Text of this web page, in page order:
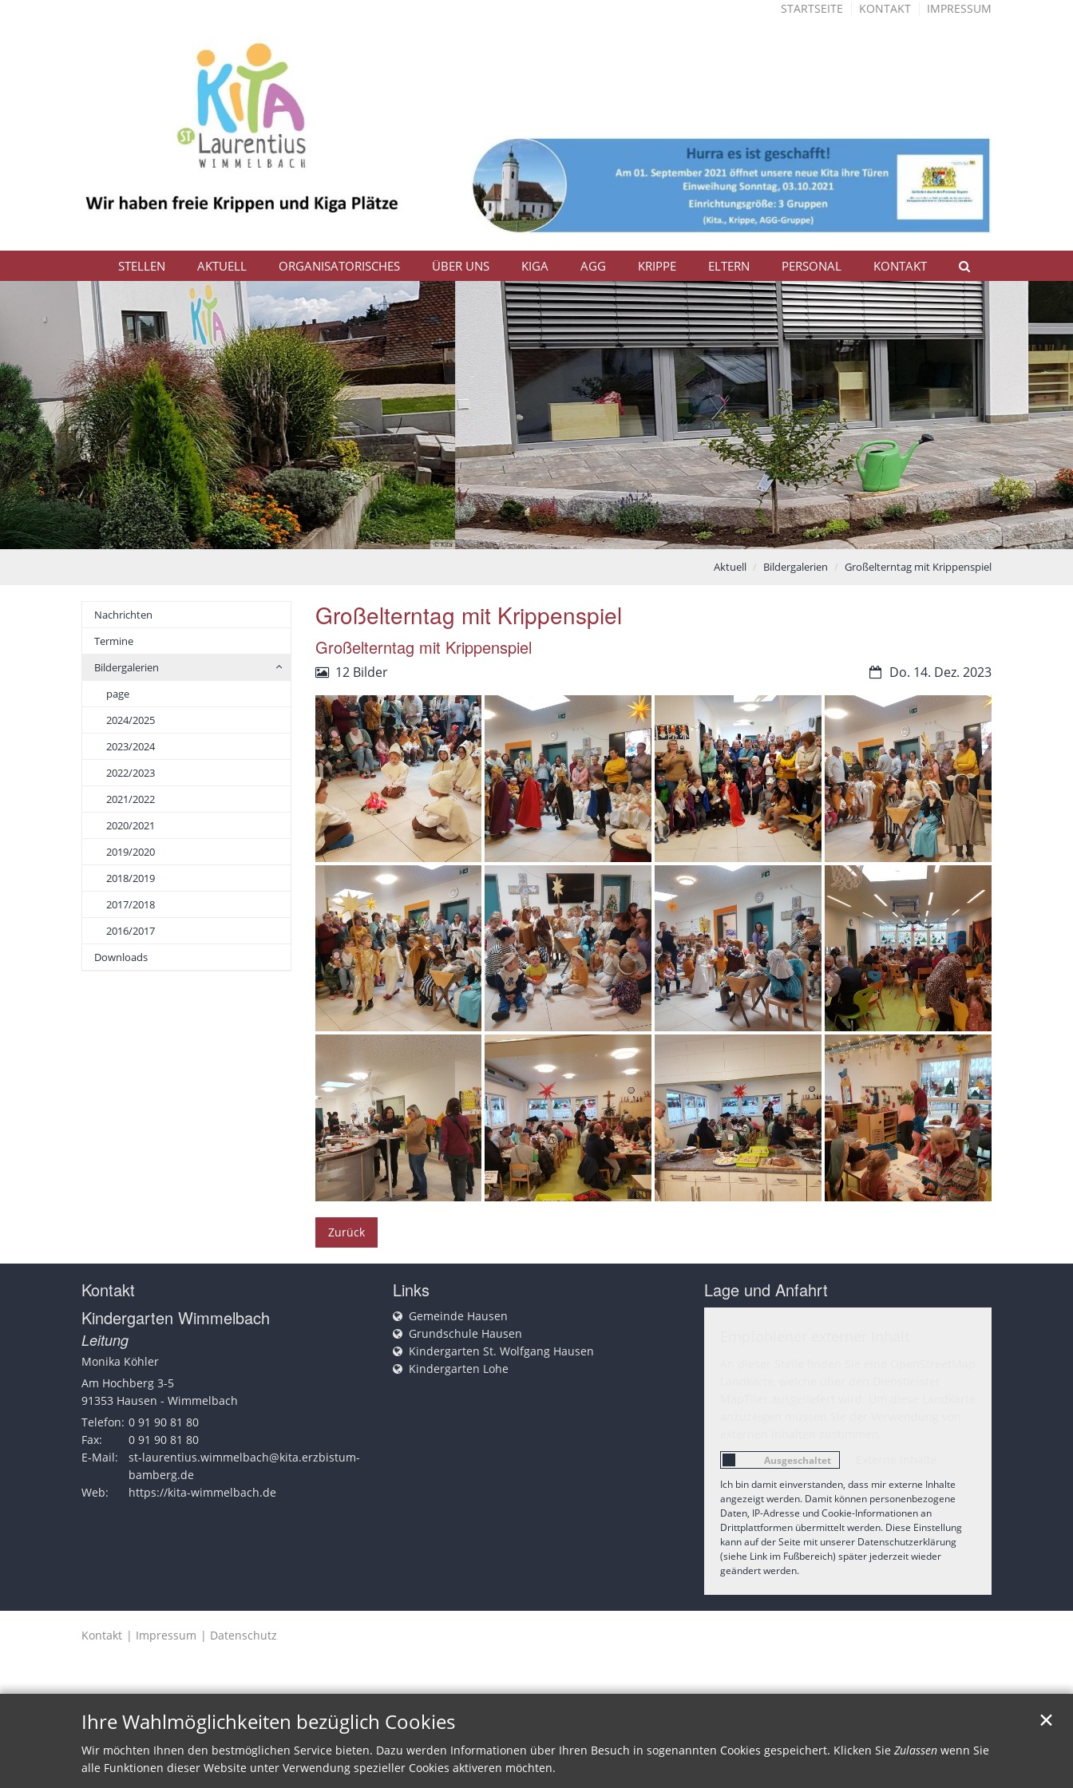
STARTSEITE KONTAKT IMPRESSUM
STELLEN AKTUELL ORGANISATORISCHES ÜBER UNS KIGA AGG KRIPPE ELTERN PERSONAL KONTAKT
© Kita
Aktuell Bildergalerien Großelterntag mit Krippenspiel
Großelterntag mit Krippenspiel
Großelterntag mit Krippenspiel
Do. 14. Dez. 2023
12 Bilder
Zurück
Nachrichten
Termine
Bildergalerien
page
2024/2025
2023/2024
2022/2023
2021/2022
2020/2021
2019/2020
2018/2019
2017/2018
2016/2017
Downloads
Kontakt
Kindergarten Wimmelbach
Leitung
Monika Köhler
Am Hochberg 3-5
91353 Hausen - Wimmelbach
Telefon: 0 91 90 81 80
Fax:
0 91 90 81 80
E-Mail:
st-laurentius.wimmelbach@kita.erzbistum-
bamberg.de
Web:
https://kita-wimmelbach.de
Links
Gemeinde Hausen
Grundschule Hausen
Kindergarten St. Wolfgang Hausen
Kindergarten Lohe
Lage und Anfahrt
Ich bin damit einverstanden, dass mir externe Inhalte
angezeigt werden. Damit können personenbezogene
Daten, IP-Adresse und Cookie-Informationen an
Drittplattformen übermittelt werden. Diese Einstellung
kann auf der Seite mit unserer Datenschutzerklärung
(siehe Link im Fußbereich) später jederzeit wieder
geändert werden.
Kontakt Impressum Datenschutz
Ihre Wahlmöglichkeiten bezüglich Cookies
Wir möchten Ihnen den bestmöglichen Service bieten. Dazu werden Informationen über Ihren Besuch in sogenannten Cookies gespeichert. Klicken Sie Zulassen wenn Sie
alle Funktionen dieser Website unter Verwendung spezieller Cookies aktiveren möchten.
✕